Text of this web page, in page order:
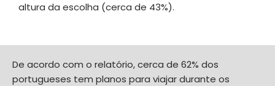
altura da escolha (cerca de 43%).
De acordo com o relatório, cerca de 62% dos
portugueses tem planos para viajar durante os